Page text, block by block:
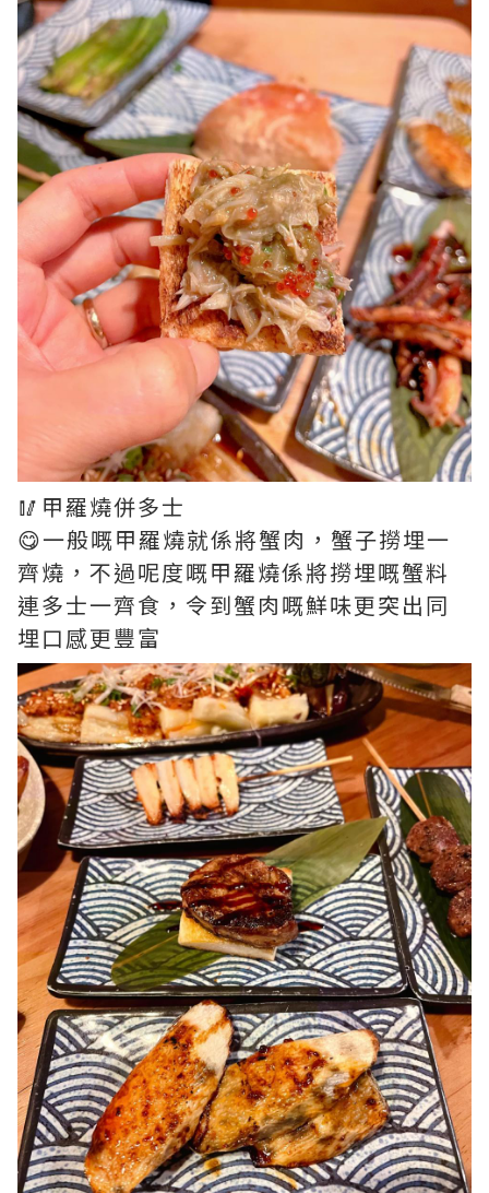
🥢甲羅燒併多士
😋一般嘅甲羅燒就係將蟹肉，蟹子撈埋一
齊燒，不過呢度嘅甲羅燒係將撈埋嘅蟹料
連多士一齊食，令到蟹肉嘅鮮味更突出同
埋口感更豐富